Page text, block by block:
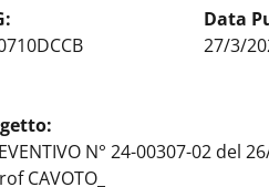
:
Data
27/3/
:
N° 24-00307-02 del
CAVOTO_